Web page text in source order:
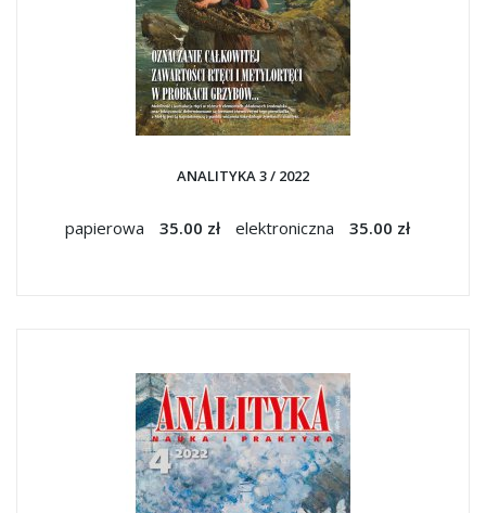
ANALITYKA 3 / 2022
papierowa 35.00 zł elektroniczna 35.00 zł